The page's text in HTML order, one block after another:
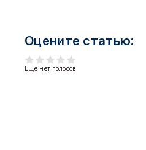
Оцените статью:
Еще нет голосов